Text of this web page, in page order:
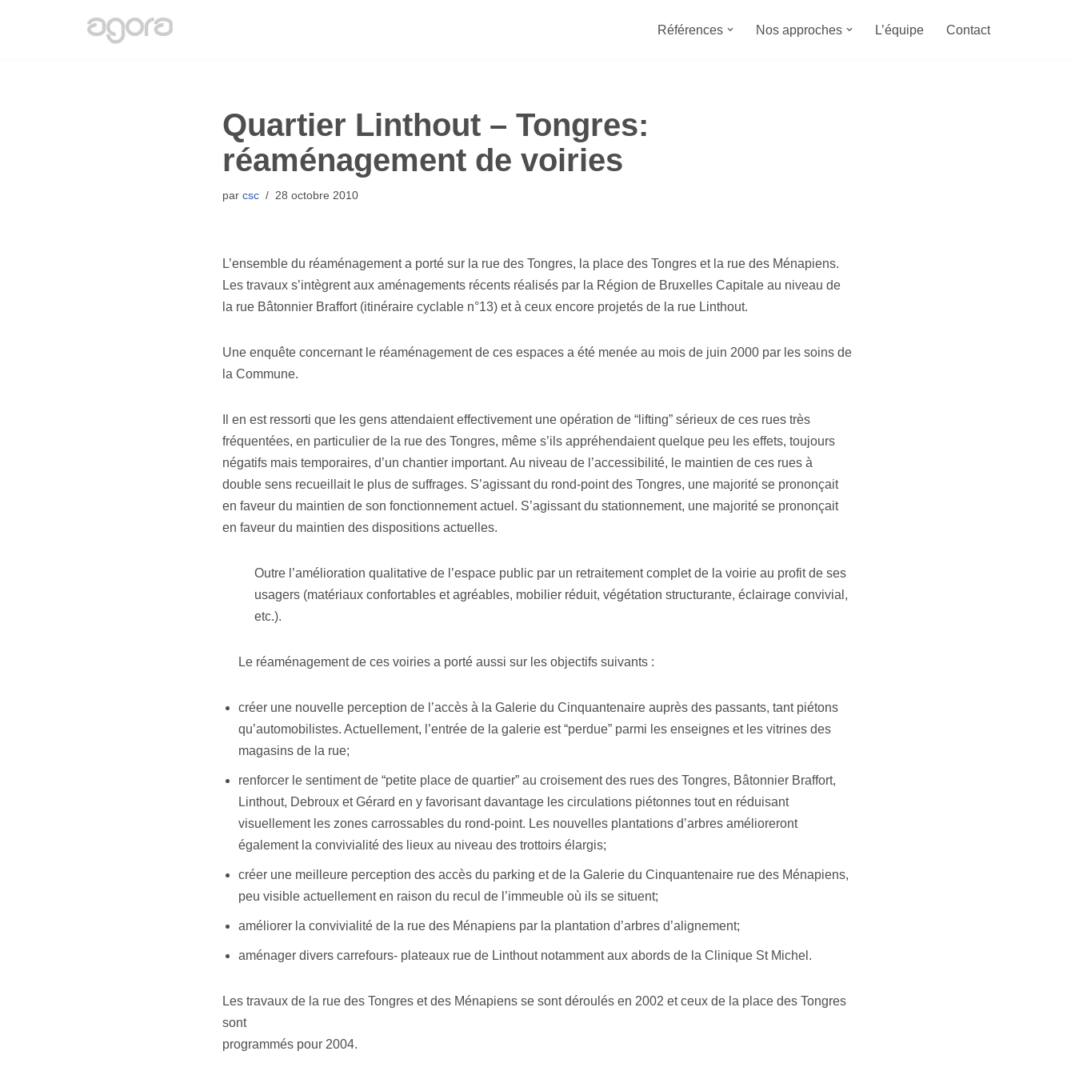
Références Nos approches L’équipe Contact
Quartier Linthout – Tongres:
réaménagement de voiries
par csc 28 octobre 2010
L’ensemble du réaménagement a porté sur la rue des Tongres, la place des Tongres et la rue des Ménapiens.
Les travaux s’intègrent aux aménagements récents réalisés par la Région de Bruxelles Capitale au niveau de
la rue Bâtonnier Braffort (itinéraire cyclable n°13) et à ceux encore projetés de la rue Linthout.
Une enquête concernant le réaménagement de ces espaces a été menée au mois de juin 2000 par les soins de
la Commune.
Il en est ressorti que les gens attendaient effectivement une opération de “lifting” sérieux de ces rues très
fréquentées, en particulier de la rue des Tongres, même s’ils appréhendaient quelque peu les effets, toujours
négatifs mais temporaires, d’un chantier important. Au niveau de l’accessibilité, le maintien de ces rues à
double sens recueillait le plus de suffrages. S’agissant du rond-point des Tongres, une majorité se prononçait
en faveur du maintien de son fonctionnement actuel. S’agissant du stationnement, une majorité se prononçait
en faveur du maintien des dispositions actuelles.
Outre l’amélioration qualitative de l’espace public par un retraitement complet de la voirie au profit de ses
usagers (matériaux confortables et agréables, mobilier réduit, végétation structurante, éclairage convivial,
etc.).
Le réaménagement de ces voiries a porté aussi sur les objectifs suivants :
créer une nouvelle perception de l’accès à la Galerie du Cinquantenaire auprès des passants, tant piétons
qu’automobilistes. Actuellement, l’entrée de la galerie est “perdue” parmi les enseignes et les vitrines des
magasins de la rue;
renforcer le sentiment de “petite place de quartier” au croisement des rues des Tongres, Bâtonnier Braffort,
Linthout, Debroux et Gérard en y favorisant davantage les circulations piétonnes tout en réduisant
visuellement les zones carrossables du rond-point. Les nouvelles plantations d’arbres amélioreront
également la convivialité des lieux au niveau des trottoirs élargis;
créer une meilleure perception des accès du parking et de la Galerie du Cinquantenaire rue des Ménapiens,
peu visible actuellement en raison du recul de l’immeuble où ils se situent;
améliorer la convivialité de la rue des Ménapiens par la plantation d’arbres d’alignement;
aménager divers carrefours- plateaux rue de Linthout notamment aux abords de la Clinique St Michel.
Les travaux de la rue des Tongres et des Ménapiens se sont déroulés en 2002 et ceux de la place des Tongres
sont
programmés pour 2004.